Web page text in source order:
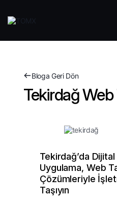
Bloga Geri Dön
Tekirdağ Web
Tekirdağ’da
Uygulama, Web
Çözümleriyle
Taşıyın